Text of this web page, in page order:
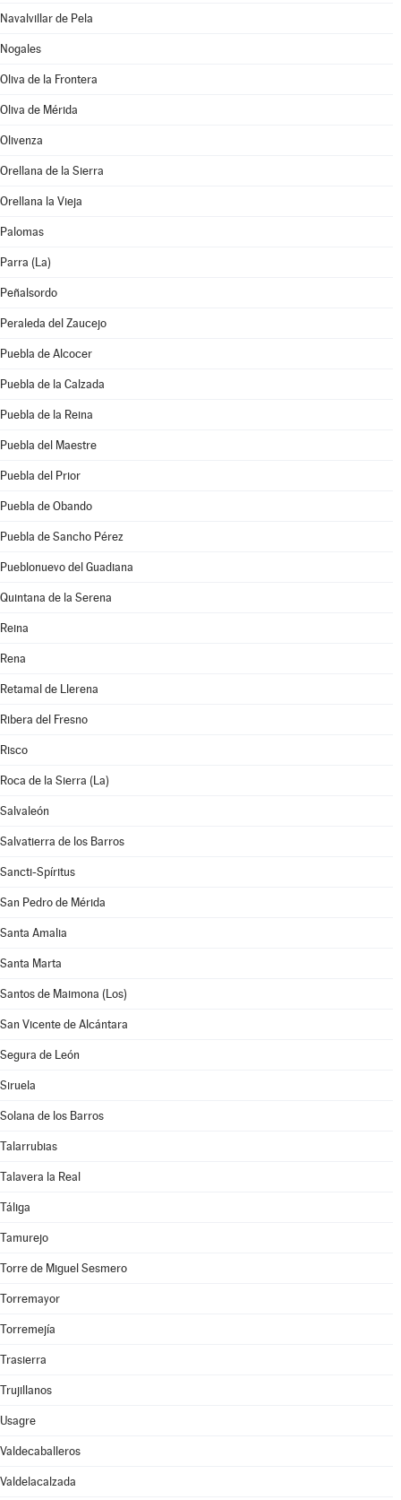
Navalvillar de Pela
Nogales
Oliva de la Frontera
Oliva de Mérida
Olivenza
Orellana de la Sierra
Orellana la Vieja
Palomas
Parra (La)
Peñalsordo
Peraleda del Zaucejo
Puebla de Alcocer
Puebla de la Calzada
Puebla de la Reina
Puebla del Maestre
Puebla del Prior
Puebla de Obando
Puebla de Sancho Pérez
Pueblonuevo del Guadiana
Quintana de la Serena
Reina
Rena
Retamal de Llerena
Ribera del Fresno
Risco
Roca de la Sierra (La)
Salvaleón
Salvatierra de los Barros
Sancti-Spíritus
San Pedro de Mérida
Santa Amalia
Santa Marta
Santos de Maimona (Los)
San Vicente de Alcántara
Segura de León
Siruela
Solana de los Barros
Talarrubias
Talavera la Real
Táliga
Tamurejo
Torre de Miguel Sesmero
Torremayor
Torremejía
Trasierra
Trujillanos
Usagre
Valdecaballeros
Valdelacalzada